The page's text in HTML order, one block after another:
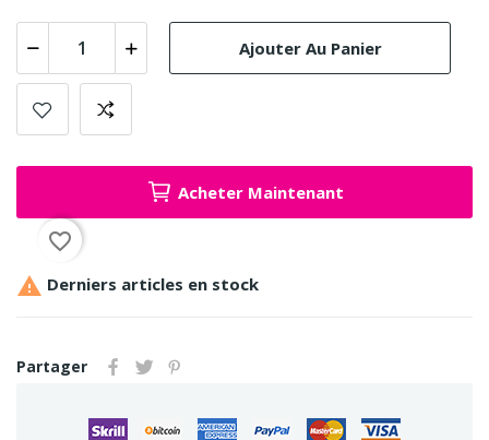
Ajouter Au Panier
Acheter Maintenant
favorite_border
 Derniers articles en stock
Partager